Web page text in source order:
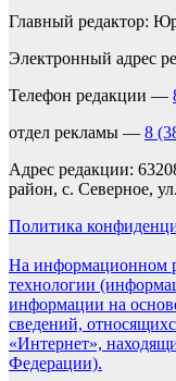
Главный редактор:
Электронный адрес
Телефон редакции —
отдел рекламы — 8
Адрес редакции:
район, с. Северное,
Политика
На информационном
технологии
информации на
сведений,
«Интернет»,
Федерации).